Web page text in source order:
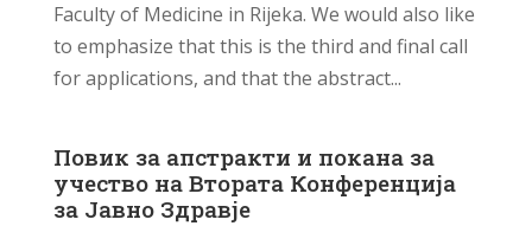
Faculty of Medicine in Rijeka. We would also like
to emphasize that this is the third and final call
for applications, and that the abstract...
Повик за апстракти и покана за
учество на Втората Конференција
за Јавно Здравје